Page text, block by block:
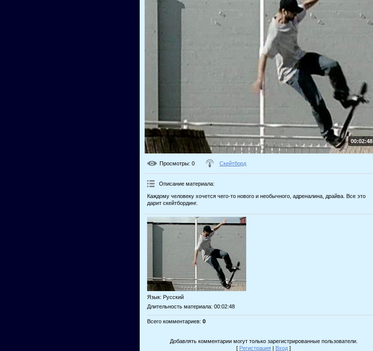
00:02:48
Просмотры: 0 Скейтборд
Описание материала:
Каждому человеку хочется чего-то нового и необычного, адреналина, драйва. Все это
дарит скейтбординг.
Язык: Русский
Длительность материала: 00:02:48
Всего комментариев: 0
Добавлять комментарии могут только зарегистрированные пользователи.
[ Регистрация | Вход ]